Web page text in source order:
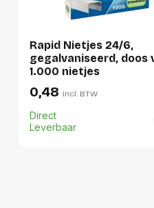
Breedte:
Hoogte:
Lengte:
Gewicht:
Rapid Nietjes 24/6,
gegalvaniseerd, doos
1.000 nietjes
0,48 incl. BTW
Direct
Leverbaar